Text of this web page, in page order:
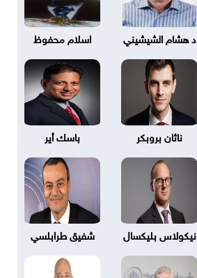
د هشام الشيشيني اسلام محفوظ
ناثان بروبكر باسك أير
نيكولاس بليكسال شفيق طرابلسي